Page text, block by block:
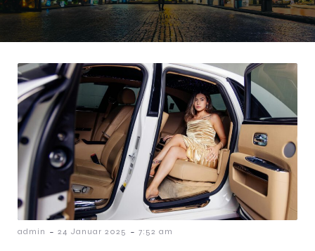
admin - 24 Januar 2025 - 7:52 am